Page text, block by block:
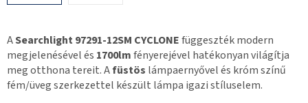
ASearchlight 97291-12SM CYCLONEfüggeszték modern
megjelenésével és 1700lmfényerejével hatékonyan világítja
meg otthona tereit. Afüstös lámpaernyővel és króm színű
fém/üveg szerkezettel készült lámpa igazi stíluselem.